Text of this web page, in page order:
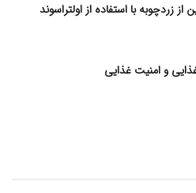
زردچوبه با استفاده از اولتراسوند
و امنیت غذایی